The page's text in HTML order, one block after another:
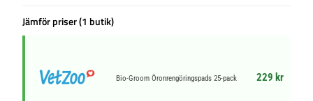
Jämför priser (1 butik)
Bio-Groom Öronrengöringspads 25-pack 229 kr